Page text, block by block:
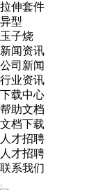
拉伸套件
异型
玉子烧
新闻资讯
公司新闻
行业资讯
下载中心
帮助文档
文档下载
人才招聘
人才招聘
联系我们